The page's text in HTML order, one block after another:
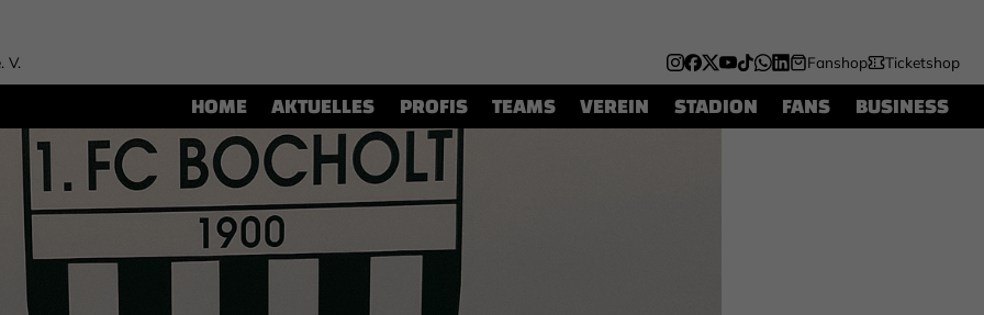
V. Fanshop Ticketshop
HOME AKTUELLES PROFIS TEAMS VEREIN STADION FANS BUSINESS